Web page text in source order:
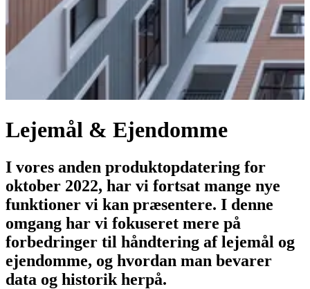
Lejemål & Ejendomme
I vores anden produktopdatering for
oktober 2022, har vi fortsat mange nye
funktioner vi kan præsentere. I denne
omgang har vi fokuseret mere på
forbedringer til håndtering af lejemål og
ejendomme, og hvordan man bevarer
data og historik herpå.